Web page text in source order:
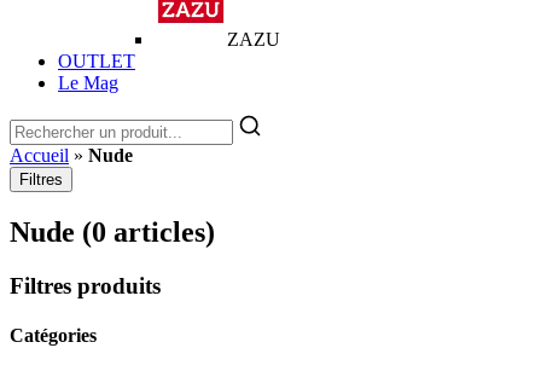
ZAZU
OUTLET
Le Mag
Accueil » Nude
Filtres
Nude (0 articles)
Filtres produits
Catégories